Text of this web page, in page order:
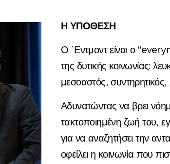
Η ΥΠΟΘΕΣΗ
Ο ΄Εντμοντ είναι ο
της δυτικής κοινωνίας:
μεσοαστός,
Αδυνατώντας να βρει
τακτοποιημένη ζωή του,
για να αναζητήσει την
οφείλει η κοινωνία που